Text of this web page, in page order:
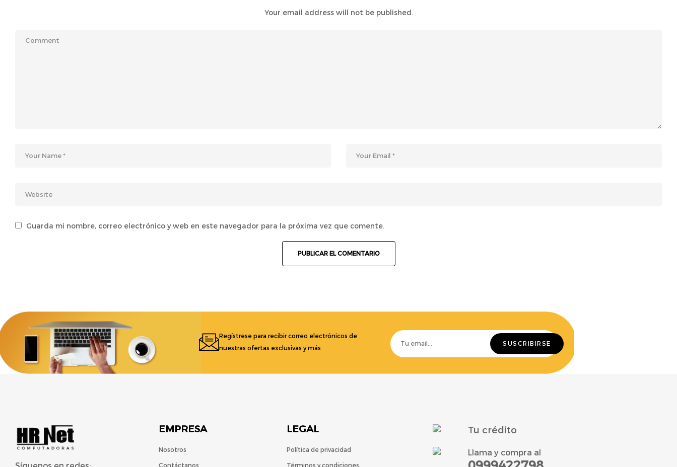
Your email address will not be published.
Guarda mi nombre, correo electrónico y web en este navegador para la próxima vez que comente.
Regístrese para recibir correo electrónicos de
nuestras ofertas exclusivas y más
EMPRESA
Nosotros
Contáctanos
LEGAL
Política de privacidad
Términos y condiciones
Tu crédito
Llama y compra al